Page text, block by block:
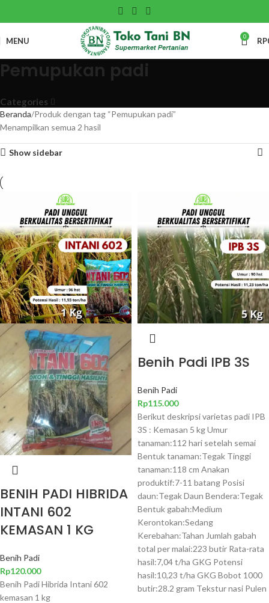
MENU 0 RP
Pemupukan padi
Categories
Beranda Produk dengan tag “Pemupukan padi”
Menampilkan semua 2 hasil
Show sidebar
BENIH PADI HIBRIDA
INTANI 602
KEMASAN 1 KG
Benih Padi
Rp120.000
Benih Padi Hibrida Intani 602
kemasan 1 kg
Benih Padi IPB 3S
Benih Padi
Rp115.000
Berikut deskripsi varietas padi IPB
3S : Kemasan 5 kg Umur
tanaman:112 hari setelah semai
Bentuk tanaman:Tegak Tinggi
tanaman:118 cm Anakan
produktif:7-11 batang Posisi
daun:Tegak Daun Bendera:Tegak
Bentuk gabah:Medium
Kerontokan:Sedang
Kerebahan:Tahan Jumlah gabah
total per malai:223 butir Rata-rata
hasil:7,04 t/ha GKG Potensi
hasil:10,23 t/ha GKG Bobot 1000
butir:28.2 gram Tekstur nasi Pulen